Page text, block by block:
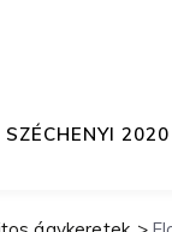
SZÉCHENYI 2020